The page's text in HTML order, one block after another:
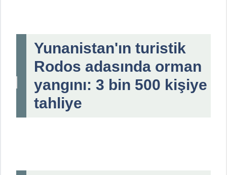
Yunanistan'ın turistik
Rodos adasında orman
yangını: 3 bin 500 kişiye
tahliye